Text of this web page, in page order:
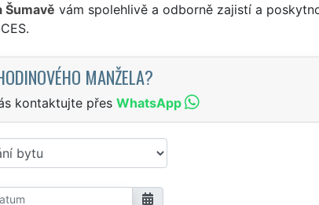
Šumavě vám spolehlivě a odborně zajistí a
MANŽELA?
kontaktujte přes WhatsApp